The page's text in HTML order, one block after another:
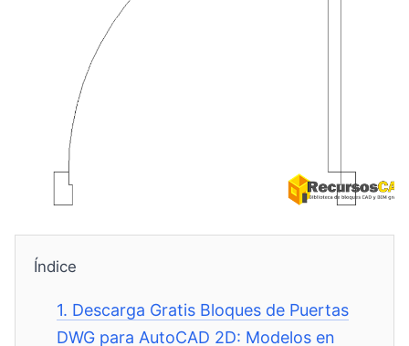
Índice
1. Descarga Gratis Bloques de Puertas
DWG para AutoCAD 2D: Modelos en